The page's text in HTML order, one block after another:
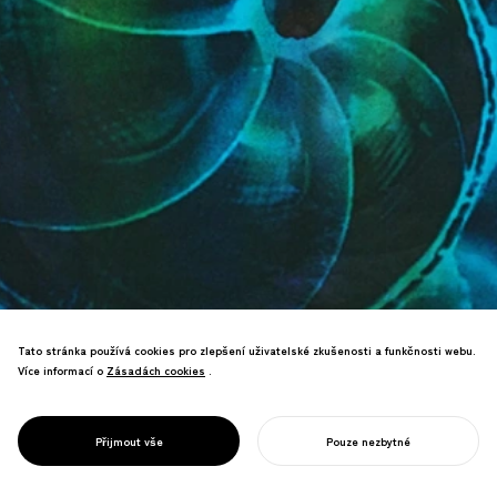
GGG/
PATTERN
Zkoumání univerzální krásy
prostřednictvím vzorců v přírodě.
Tato stránka používá cookies pro zlepšení uživatelské zkušenosti a funkčnosti webu.
Více informací o Zásadách cookies
Zásadách cookies .
Přijmout vše Pouze nezbytné